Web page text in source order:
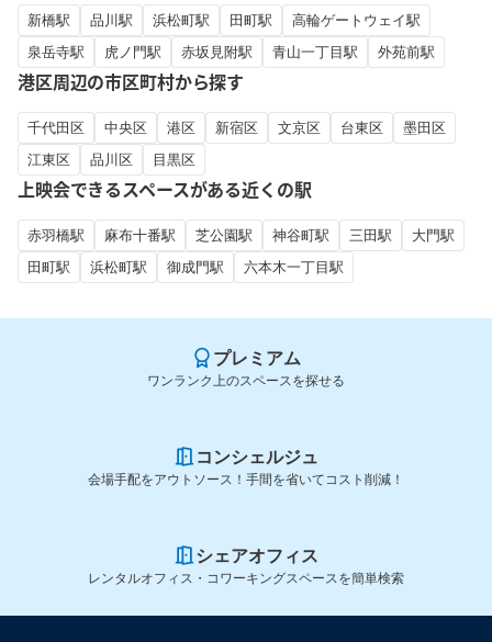
新橋駅 品川駅 浜松町駅 田町駅
高輪ゲートウェイ駅
泉岳寺駅
虎ノ門駅 赤坂見附駅 青山一丁目駅 外苑前駅
港区周辺の市区町村から探す
千代田区 中央区 港区 新宿区 文京区 台東区
墨田区
江東区
品川区 目黒区
上映会できるスペースがある近くの駅
赤羽橋駅 麻布十番駅 芝公園駅 神谷町駅 三田駅
大門駅
田町駅
浜松町駅 御成門駅 六本木一丁目駅
プレミアム
ワンランク上のスペースを探せる
コンシェルジュ
会場手配をアウトソース！手間を省いてコスト削減！
シェアオフィス
レンタルオフィス・コワーキングスペースを簡単検索